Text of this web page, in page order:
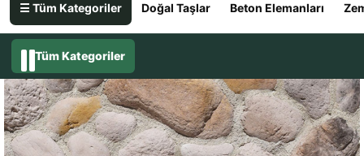
☰ Tüm Kategoriler Doğal Taşlar Beton Elemanları
Tüm Kategoriler